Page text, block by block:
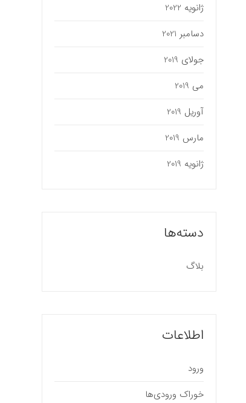
ژانویه 2022
دسامبر 2021
جولای 2019
می 2019
آوریل 2019
مارس 2019
ژانویه 2019
دسته‌ها
بلاگ
اطلاعات
ورود
خوراک ورودی‌ها